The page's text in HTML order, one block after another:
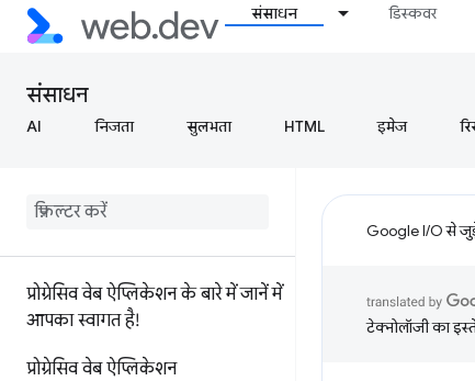
संसाधन डिस्कवर
संसाधन
AI निजता सुलभता HTML इमेज
प्रोग्रेसिव वेब ऐप्लिकेशन के बारे में जानें में
आपका स्वागत है!
प्रोग्रेसिव वेब ऐप्लिकेशन
Google I/O से
टेक्नोलॉजी का